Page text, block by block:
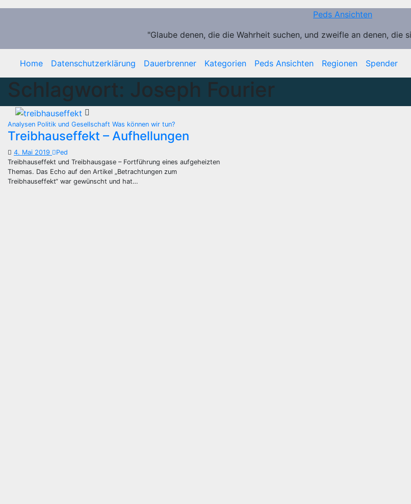
Zum
Peds Ansichten
"Glaube denen, die die Wahrheit suchen, und zweifle an denen, die
Home Datenschutzerklärung Dauerbrenner Kategorien Peds Ansichten Regionen Spender
Schlagwort: Joseph Fourier
Analysen Politik und Gesellschaft Was können wir tun?
Treibhauseffekt – Aufhellungen
4. Mai 2019
Ped
Treibhauseffekt und Treibhausgase – Fortführung eines aufgeheizten
Themas. Das Echo auf den Artikel „Betrachtungen zum
Treibhauseffekt“ war gewünscht und hat…